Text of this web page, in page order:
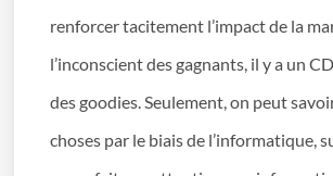
renforcer tacitement l’impact de la
l’inconscient des gagnants, il y a un
des goodies. Seulement, on peut
choses par le biais de l’informatique,